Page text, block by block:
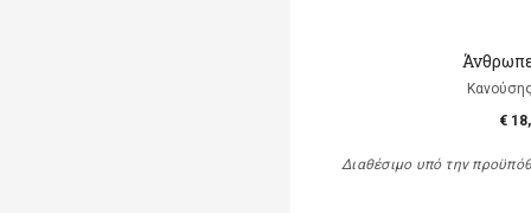
€
Διαθέσιμο υπό την